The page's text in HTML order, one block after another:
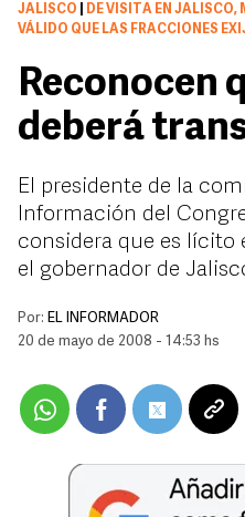
JALISCO
DE VISITA EN JALISCO,
VÁLIDO QUE LAS FRACCIONES
Reconocen
deberá
El presidente de la
Información del
considera que es lícito
el gobernador de
Por: EL INFORMADOR
20 de mayo de 2008 - 14:53 hs